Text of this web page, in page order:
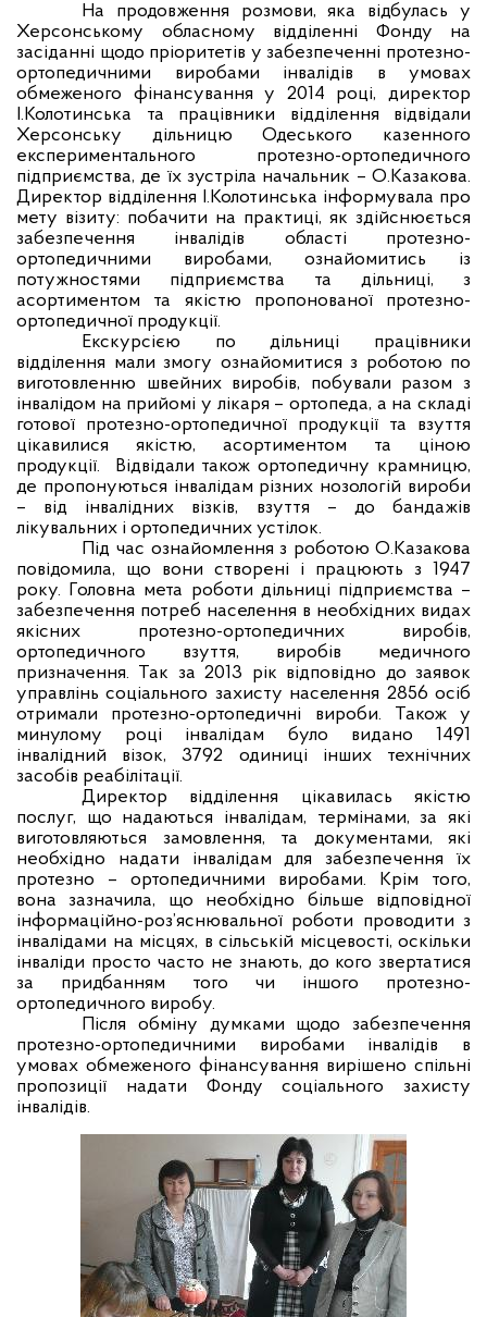
На продовження розмови, яка відбулась у
Херсонському обласному відділенні Фонду на
засіданні щодо пріоритетів у забезпеченні протезно-
ортопедичними виробами інвалідів в умовах
обмеженого фінансування у 2014 році, директор
І.Колотинська та працівники відділення відвідали
Херсонську дільницю Одеського казенного
експериментального протезно-ортопедичного
підприємства, де їх зустріла начальник – О.Казакова.
Директор відділення І.Колотинська інформувала про
мету візиту: побачити на практиці, як здійснюється
забезпечення інвалідів області протезно-
ортопедичними виробами, ознайомитись із
потужностями підприємства та дільниці, з
асортиментом та якістю пропонованої протезно-
ортопедичної продукції.
Екскурсією по дільниці працівники
відділення мали змогу ознайомитися з роботою по
виготовленню швейних виробів, побували разом з
інвалідом на прийомі у лікаря – ортопеда, а на складі
готової протезно-ортопедичної продукції та взуття
цікавилися якістю, асортиментом та ціною
продукції.
Відвідали також ортопедичну крамницю,
де пропонуються інвалідам різних нозологій вироби
– від інвалідних візків, взуття – до бандажів
лікувальних і ортопедичних устілок.
Під час ознайомлення з роботою О.Казакова
повідомила, що вони створені і працюють з 1947
року. Головна мета роботи дільниці підприємства –
забезпечення потреб населення в необхідних видах
якісних протезно-ортопедичних виробів,
ортопедичного взуття, виробів медичного
призначення. Так за 2013 рік відповідно до заявок
управлінь соціального захисту населення 2856 осіб
отримали протезно-ортопедичні вироби. Також у
минулому році інвалідам було видано 1491
інвалідний візок, 3792 одиниці інших технічних
засобів реабілітації.
Директор відділення цікавилась якістю
послуг, що надаються інвалідам, термінами, за які
виготовляються замовлення, та документами, які
необхідно надати інвалідам для забезпечення їх
протезно – ортопедичними виробами. Крім того,
вона зазначила, що необхідно більше відповідної
інформаційно-роз’яснювальної роботи проводити з
інвалідами на місцях, в сільській місцевості, оскільки
інваліди просто часто не знають, до кого звертатися
за придбанням того чи іншого протезно-
ортопедичного виробу.
Після обміну думками щодо забезпечення
протезно-ортопедичними виробами інвалідів в
умовах обмеженого фінансування вирішено спільні
пропозиції надати Фонду соціального захисту
інвалідів.